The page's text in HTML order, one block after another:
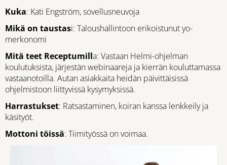
Kuka: Kati Engström, sovellusneuvoja
Mikä on taustasi: Taloushallintoon erikoistunut yo-
merkonomi
Mitä teet Receptumilla: Vastaan Helmi-ohjelman
koulutuksista, järjestän webinaareja ja kierrän kouluttamassa
vastaanotoilla. Autan asiakkaita heidän päivittäisissä
ohjelmistoon liittyvissä kysymyksissä.
Harrastukset: Ratsastaminen, koiran kanssa lenkkeily ja
käsityöt.
Mottoni töissä: Tiimityössä on voimaa.